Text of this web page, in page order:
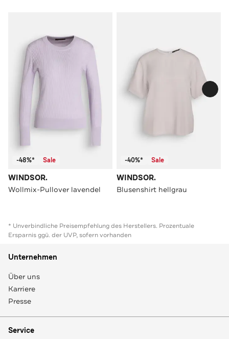
-48%* Sale
WINDSOR.
Wollmix-Pullover lavendel
-40%* Sale
WINDSOR.
Blusenshirt hellgrau
* Unverbindliche Preisempfehlung des Herstellers. Prozentuale
Ersparnis ggü. der UVP, sofern vorhanden
Unternehmen
Über uns
Karriere
Presse
Service